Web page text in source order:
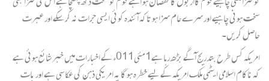
سخت ہونی چاہیے اور سرے عام سزا ہو تاکہ آئندہ کوئی ایسی جرات نہ کر سکے اور عبرت
حاصل کریں۔
امریکہ کس طرح بتدریج آگے بڑھ رہا ہے1 مئی011ء کے اخبارات میں خبر شائع ہوئی ہے
کہ ناکام اسلامی ایٹمی ملک امریکہ کے لیے خطرہ ہو گا یہ امریکی ذہن کی عکاسی ہے اور بات